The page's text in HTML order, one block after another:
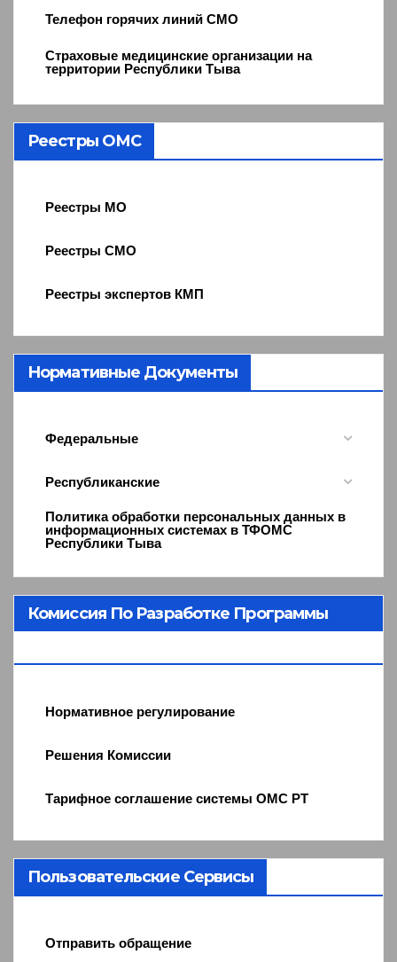
Телефон горячих линий СМО
Страховые медицинские организации на
территории Республики Тыва
Реестры ОМС
Реестры МО
Реестры СМО
Реестры экспертов КМП
Нормативные Документы
Федеральные
Республиканские
Политика обработки персональных данных в
информационных системах в ТФОМС
Республики Тыва
Комиссия По Разработке Программы
Нормативное регулирование
Решения Комиссии
Тарифное соглашение системы ОМС РТ
Пользовательские Сервисы
Отправить обращение